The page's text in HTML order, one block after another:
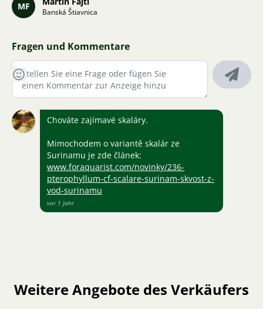
MF
Banská Štiavnica
Fragen und Kommentare
Chováte zajímavé skaláry.
Mimochodem o variantě skalár ze
Surinamu je zde článek:
www.foraquarist.com/novinky/236-
pterophyllum-cf-scalare-surinam-skvost-z-
vod-surinamu
vor 1 Jahr
Weitere Angebote des Verkäufers